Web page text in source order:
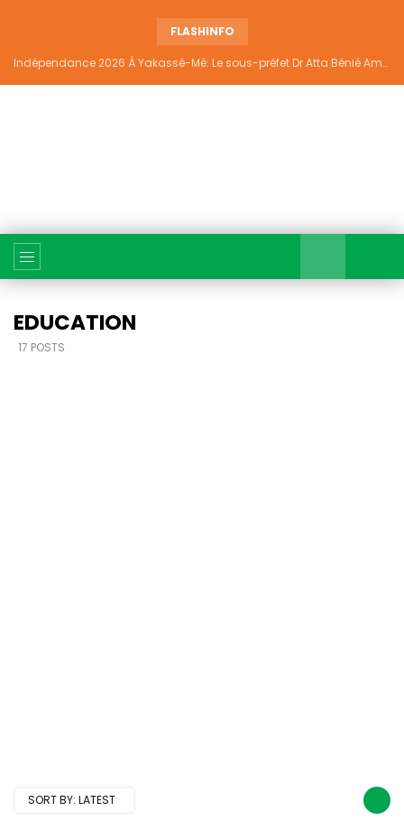
FLASHINFO
Indépendance 2026 À Yakassé-Mé: Le sous-préfet Dr Atta Bénié Amédé appelle à l’unité, à la sécurité et au développement
EDUCATION
17 POSTS
SORT BY: LATEST